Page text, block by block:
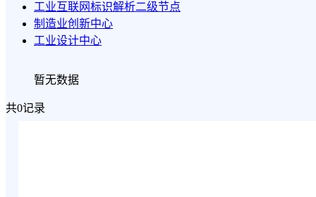
工业互联网标识解析二级节点
制造业创新中心
工业设计中心
暂无数据
共0记录